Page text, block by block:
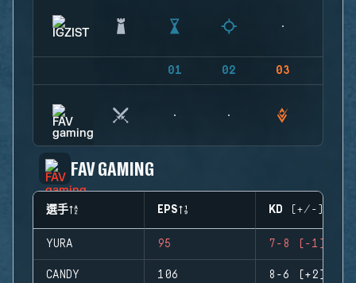
01 02 03
FAV GAMING
選手 EPS KD (+/-)
YURA 95 7-8 (-1)
CANDY 106 8-6 (+2)